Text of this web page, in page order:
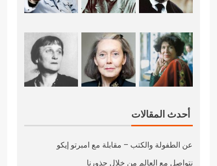
أحدث المقالات
عن الطفولة والكتب – مقابلة مع امبرتو إيكو
نتواصل مع العالم من خلال جذورنا